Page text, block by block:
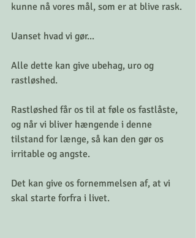
kunne nå vores mål, som er at blive rask.
Uanset hvad vi gør...
Alle dette kan give ubehag, uro og
rastløshed.
Rastløshed får os til at føle os fastlåste,
og når vi bliver hængende i denne
tilstand for længe, så kan den gør os
irritable og angste.
Det kan give os fornemmelsen af, at vi
skal starte forfra i livet.